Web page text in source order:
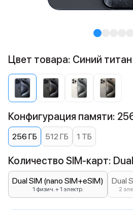
Цвет товара: Синий титан
Конфигурация памяти:
256 ГБ 512 ГБ 1 ТБ
Количество SIM-карт:
Dual SIM (nano SIM+eSIM)
1 физич. + 1 электр.
Dual
2